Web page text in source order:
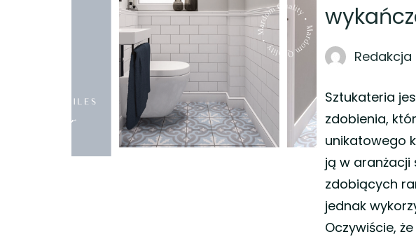
Redakcja
Sztukateria
zdobienia,
unikatowego
ją w aranżacji
zdobiących
jednak
Oczywiście,